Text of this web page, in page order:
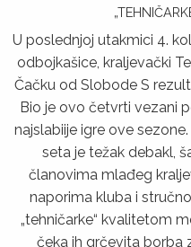
U poslednjoj utakmici 4.
odbojkašice, kraljevački
Čačku od Slobode S
Bio je ovo četvrti vezani
najslabiije igre ove
seta je težak debakl,
članovima mlađeg
naporima kluba i
„tehničarke“ kvalitetom
čeka ih grčevita borba